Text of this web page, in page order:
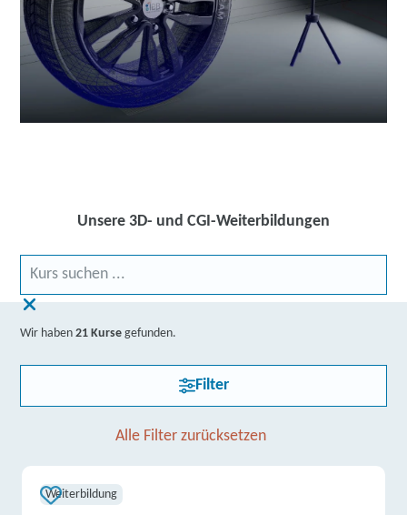
Unsere 3D- und CGI-Weiterbildungen
Wir haben21 Kurse gefunden.
Filter
Alle Filter zurücksetzen
Weiterbildung